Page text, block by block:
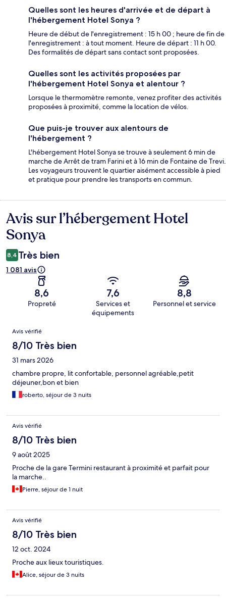
Quelles sont les heures d'arrivée et de départ à
l'hébergement Hotel Sonya ?
Heure de début de l'enregistrement : 15 h 00 ; heure de fin de
l'enregistrement : à tout moment. Heure de départ : 11 h 00.
Des formalités de départ sans contact sont proposées.
Quelles sont les activités proposées par
l'hébergement Hotel Sonya et alentour ?
Lorsque le thermomètre remonte, venez profiter des activités
proposées à proximité, comme la location de vélos.
Que puis-je trouver aux alentours de
l'hébergement ?
L'hébergement Hotel Sonya se trouve à seulement 6 min de
marche de Arrêt de tram Farini et à 16 min de Fontaine de Trevi.
Les voyageurs trouvent le quartier aisément accessible à pied
et pratique pour prendre les transports en commun.
Avis
Avis sur l’hébergement Hotel
Sonya
8,4 Très bien
1 081 avis
8,6
Propreté
7,6
Services et
équipements
8,8
Personnel et service
Avis
Avis vérifié
8/10 Très bien
31 mars 2026
chambre propre, lit confortable, personnel agréable,petit
déjeuner,bon et bien
roberto, séjour de 3 nuits
Avis vérifié
8/10 Très bien
9 août 2025
Proche de la gare Termini restaurant à proximité et parfait pour
la marche..
Pierre, séjour de 1 nuit
Avis vérifié
8/10 Très bien
12 oct. 2024
Proche aux lieux touristiques.
Alice, séjour de 3 nuits